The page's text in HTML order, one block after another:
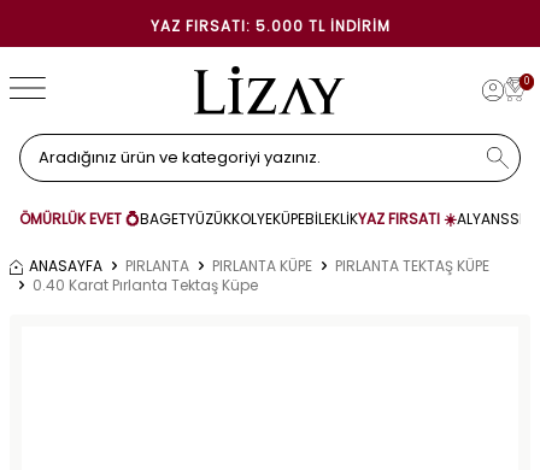
YAZ FIRSATI: 5.000 TL İNDIRIM
0
ÖMÜRLÜK EVET 💍BAGETYÜZÜKKOLYEKÜPEBİLEKLİKYAZ FIRSATI ☀️ALYANS
ANASAYFA PIRLANTA PIRLANTA KÜPE
PIRLANTA TEKTAŞ KÜPE
0.40 Karat Pırlanta Tektaş Küpe